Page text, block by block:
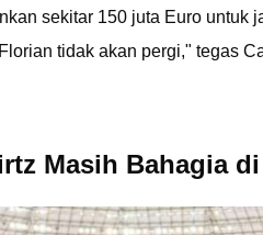
sekitar 150 juta Euro untuk
tidak akan pergi," tegas
Masih Bahagia